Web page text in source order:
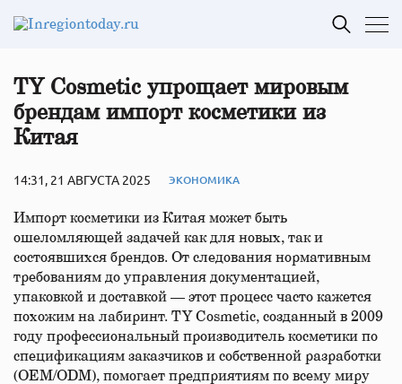
TY Cosmetic упрощает мировым
брендам импорт косметики из
Китая
14:31, 21 АВГУСТА 2025 ЭКОНОМИКА
Импорт косметики из Китая может быть
ошеломляющей задачей как для новых, так и
состоявшихся брендов. От следования нормативным
требованиям до управления документацией,
упаковкой и доставкой — этот процесс часто кажется
похожим на лабиринт. TY Cosmetic, созданный в 2009
году профессиональный производитель косметики по
спецификациям заказчиков и собственной разработки
(OEM/ODM), помогает предприятиям по всему миру